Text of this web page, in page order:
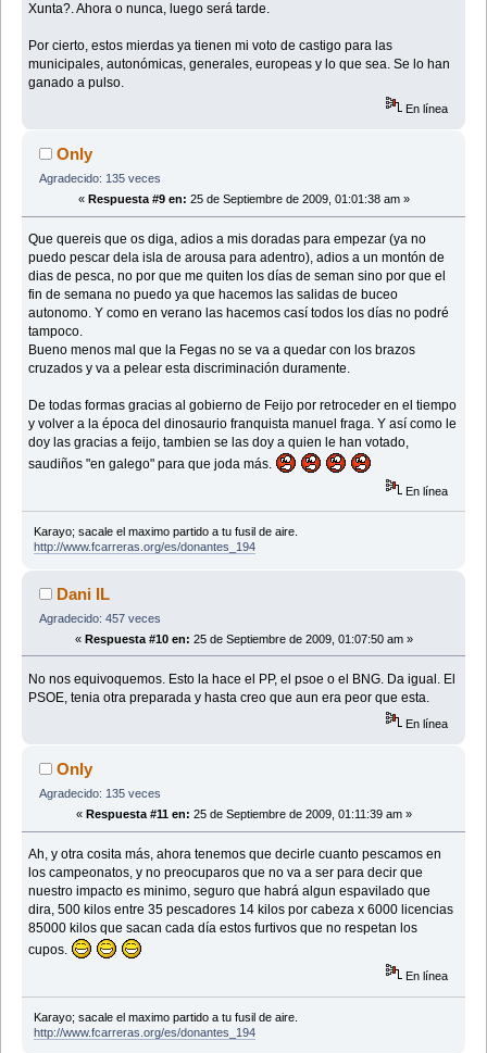
Xunta?. Ahora o nunca, luego será tarde.
Por cierto, estos mierdas ya tienen mi voto de castigo para las
municipales, autonómicas, generales, europeas y lo que sea. Se lo han
ganado a pulso.
En línea
Only
Agradecido: 135 veces
« Respuesta #9 en: 25 de Septiembre de 2009, 01:01:38 am »
Que quereis que os diga, adios a mis doradas para empezar (ya no
puedo pescar dela isla de arousa para adentro), adios a un montón de
dias de pesca, no por que me quiten los días de seman sino por que el
fin de semana no puedo ya que hacemos las salidas de buceo
autonomo. Y como en verano las hacemos casí todos los días no podré
tampoco.
Bueno menos mal que la Fegas no se va a quedar con los brazos
cruzados y va a pelear esta discriminación duramente.
De todas formas gracias al gobierno de Feijo por retroceder en el tiempo
y volver a la época del dinosaurio franquista manuel fraga. Y así como le
doy las gracias a feijo, tambien se las doy a quien le han votado,
saudiños "en galego" para que joda más.
En línea
Karayo; sacale el maximo partido a tu fusil de aire.
http://www.fcarreras.org/es/donantes_194
Dani IL
Agradecido: 457 veces
« Respuesta #10 en: 25 de Septiembre de 2009, 01:07:50 am »
No nos equivoquemos. Esto la hace el PP, el psoe o el BNG. Da igual. El
PSOE, tenia otra preparada y hasta creo que aun era peor que esta.
En línea
Only
Agradecido: 135 veces
« Respuesta #11 en: 25 de Septiembre de 2009, 01:11:39 am »
Ah, y otra cosita más, ahora tenemos que decirle cuanto pescamos en
los campeonatos, y no preocuparos que no va a ser para decir que
nuestro impacto es minimo, seguro que habrá algun espavilado que
dira, 500 kilos entre 35 pescadores 14 kilos por cabeza x 6000 licencias
85000 kilos que sacan cada día estos furtivos que no respetan los
cupos.
En línea
Karayo; sacale el maximo partido a tu fusil de aire.
http://www.fcarreras.org/es/donantes_194